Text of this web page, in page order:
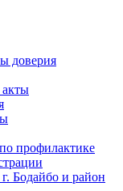
доверия
профилактике
Бодайбо и район